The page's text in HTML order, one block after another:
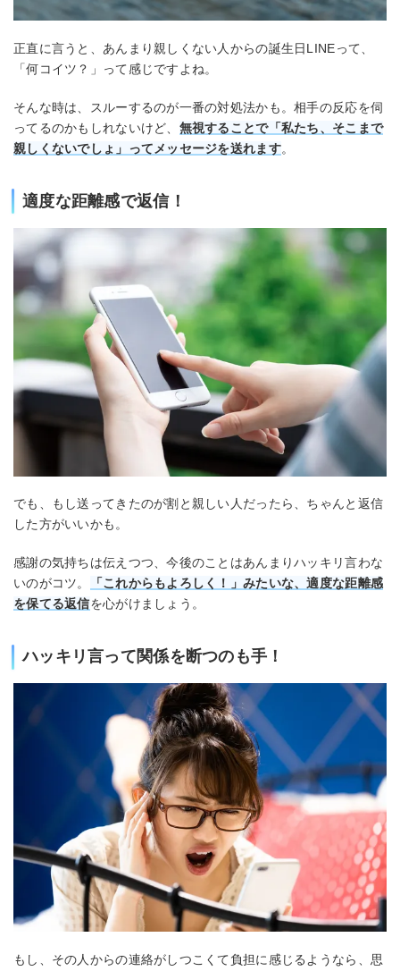
正直に言うと、あんまり親しくない人からの誕生日LINEって、
「何コイツ？」って感じですよね。
そんな時は、スルーするのが一番の対処法かも。相手の反応を伺
ってるのかもしれないけど、 無視することで「私たち、そこまで
親しくないでしょ」ってメッセージを送れます。
適度な距離感で返信！
でも、もし送ってきたのが割と親しい人だったら、ちゃんと返信
した方がいいかも。
感謝の気持ちは伝えつつ、今後のことはあんまりハッキリ言わな
いのがコツ。
「これからもよろしく！」みたいな、適度な距離感
を保てる返信を心がけましょう。
ハッキリ言って関係を断つのも手！
もし、その人からの連絡がしつこくて負担に感じるようなら、思